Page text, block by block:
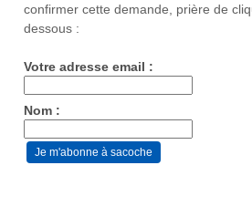
confirmer cette demande, prière de
dessous :
Votre adresse email :
Nom :